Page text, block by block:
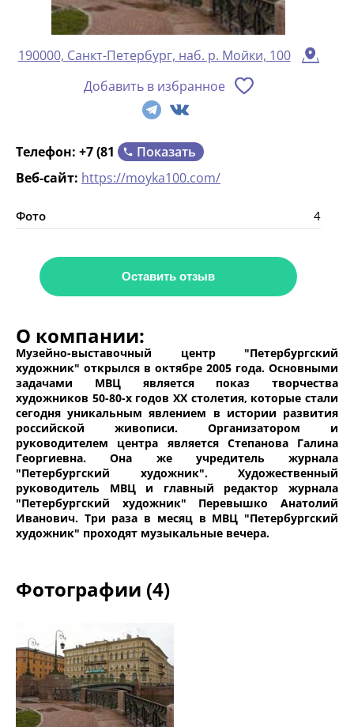
190000, Санкт-Петербург, наб. р. Мойки, 100
Добавить в избранное
Телефон: +7 (81
Показать
Веб-сайт: https://moyka100.com/
Фото 4
Оставить отзыв
О компании:
Музейно-выставочный центр "Петербургский
художник" открылся в октябре 2005 года. Основными
задачами МВЦ является показ творчества
художников 50-80-х годов ХХ столетия, которые стали
сегодня уникальным явлением в истории развития
российской живописи. Организатором и
руководителем центра является Степанова Галина
Георгиевна. Она же учредитель журнала
"Петербургский художник". Художественный
руководитель МВЦ и главный редактор журнала
"Петербургский художник" Перевышко Анатолий
Иванович. Три раза в месяц в МВЦ "Петербургский
художник" проходят музыкальные вечера.
Фотографии (4)